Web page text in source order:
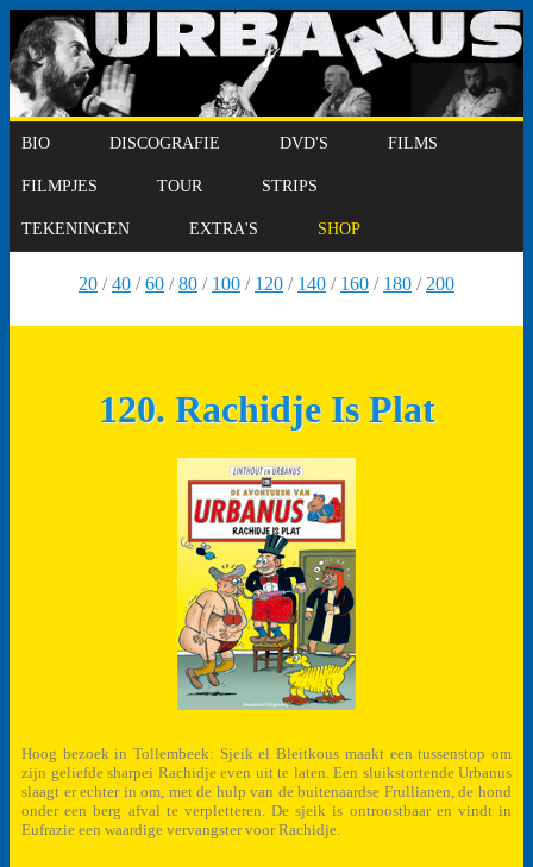
BIO DISCOGRAFIE DVD'S FILMS
FILMPJES TOUR STRIPS
TEKENINGEN EXTRA'S SHOP
20 /40 /60 /80 / 100 / 120 / 140 / 160 / 180 / 200
120. Rachidje Is Plat
Hoog bezoek in Tollembeek: Sjeik el Bleitkous maakt een tussenstop om
zijn geliefde sharpei Rachidje even uit te laten. Een sluikstortende Urbanus
slaagt er echter in om, met de hulp van de buitenaardse Frullianen, de hond
onder een berg afval te verpletteren. De sjeik is ontroostbaar en vindt in
Eufrazie een waardige vervangster voor Rachidje.